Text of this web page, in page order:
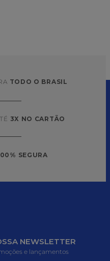
TODO O BRASIL
3X NO CARTÃO
SEGURA
NEWSLETTER
e lançamentos